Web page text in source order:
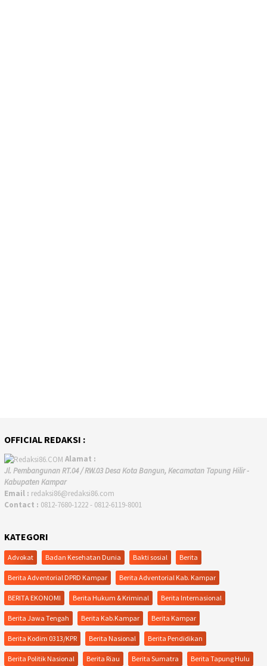
OFFICIAL REDAKSI :
Alamat :
Jl. Pembangunan RT.04 / RW.03 Desa Kota Bangun, Kecamatan Tapung Hilir -
Kabupaten Kampar
Email : redaksi86@redaksi86.com
Contact : 0812-7680-1222 - 0812-6119-8001
KATEGORI
Advokat Badan Kesehatan Dunia Bakti sosial Berita
Berita Adventorial DPRD Kampar Berita Adventorial Kab. Kampar
BERITA EKONOMI Berita Hukum & Kriminal Berita Internasional
Berita Jawa Tengah Berita Kab.Kampar Berita Kampar
Berita Kodim 0313/KPR Berita Nasional Berita Pendidikan
Berita Politik Nasional Berita Riau Berita Sumatra Berita Tapung Hulu